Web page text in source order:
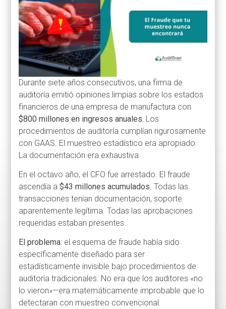
Durante siete años consecutivos, una firma de
auditoría emitió opiniones limpias sobre los estados
financieros de una empresa de manufactura con
$800 millones en ingresos anuales. Los
procedimientos de auditoría cumplían rigurosamente
con GAAS. El muestreo estadístico era apropiado.
La documentación era exhaustiva.
En el octavo año, el CFO fue arrestado. El fraude
ascendía a$43 millones acumulados. Todas las
transacciones tenían documentación, soporte
aparentemente legítima. Todas las aprobaciones
requeridas estaban presentes.
El problema: el esquema de fraude había sido
específicamente diseñado para ser
estadísticamente invisible bajo procedimientos de
auditoría tradicionales. No era que los auditores «no
lo vieron»—era matemáticamente improbable que lo
detectaran con muestreo convencional.